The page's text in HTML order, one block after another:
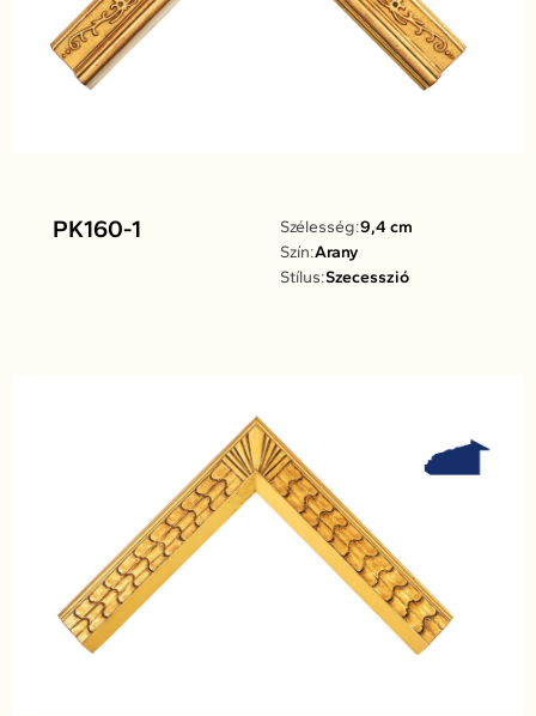
PK160-1 Szélesség:9,4 cm
Szín:Arany
Stílus:Szecesszió